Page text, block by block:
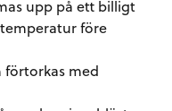
upp på ett billigt
före
förtorkas med